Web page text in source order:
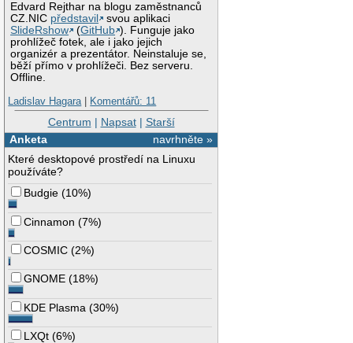
Edvard Rejthar na blogu zaměstnanců
CZ.NIC představil
svou aplikaci
SlideRshow
(GitHub ). Funguje jako
prohlížeč fotek, ale i jako jejich
organizér a prezentátor. Neinstaluje se,
běží přímo v prohlížeči. Bez serveru.
Offline.
Ladislav Hagara| Komentářů: 11
Centrum | Napsat| Starší
navrhněte »
Anketa
Které desktopové prostředí na Linuxu
používáte?
Budgie (10%)
Cinnamon (7%)
COSMIC (2%)
GNOME (18%)
KDE Plasma (30%)
LXQt (6%)